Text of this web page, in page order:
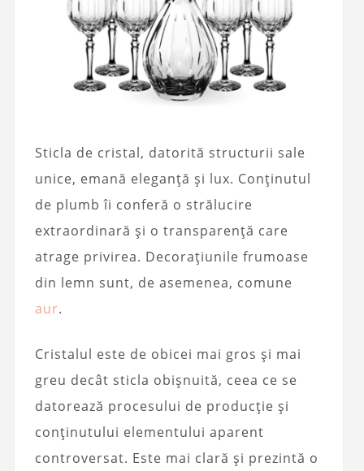
Sticla de cristal, datorită structurii sale
unice, emană eleganță și lux. Conținutul
de plumb îi conferă o strălucire
extraordinară și o transparență care
atrage privirea. Decorațiunile frumoase
din lemn sunt, de asemenea, comune
aur.
Cristalul este de obicei mai gros și mai
greu decât sticla obișnuită, ceea ce se
datorează procesului de producție și
conținutului elementului aparent
controversat. Este mai clară și prezintă o